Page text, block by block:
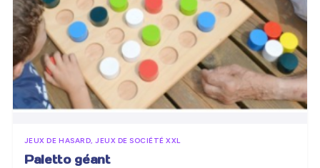
JEUX DE HASARD, JEUX DE SOCIÉTÉ XXL
Paletto géant